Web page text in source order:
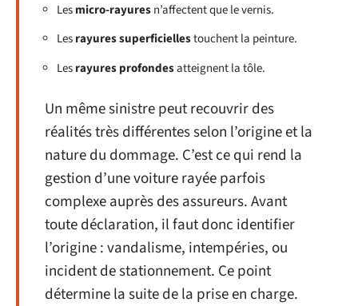
Lesmicro-rayuresn’affectent que le vernis.
Lesrayures superficiellestouchent la peinture.
Lesrayures profondesatteignent la tôle.
Un même sinistre peut recouvrir des
réalités très différentes selon l’origine et la
nature du dommage. C’est ce qui rend la
gestion d’une voiture rayée parfois
complexe auprès des assureurs. Avant
toute déclaration, il faut donc identifier
l’origine : vandalisme, intempéries, ou
incident de stationnement. Ce point
détermine la suite de la prise en charge.